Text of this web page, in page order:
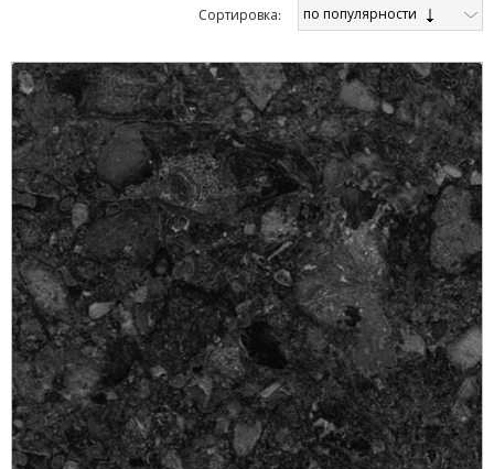
Cортировка: по популярности